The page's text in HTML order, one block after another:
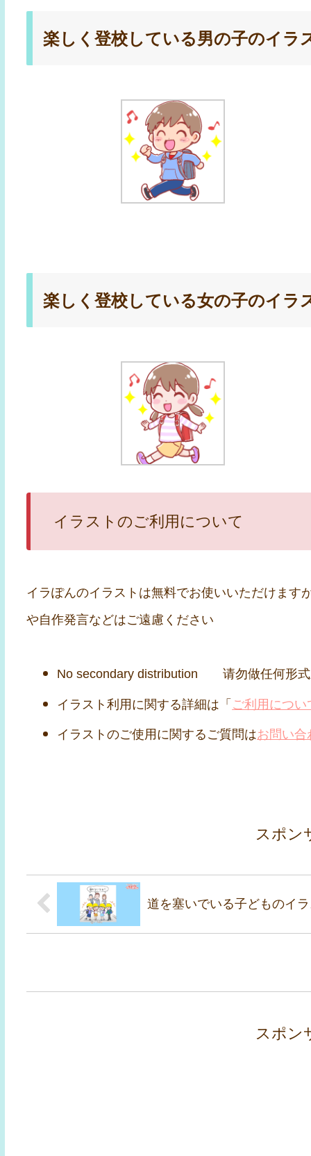
楽しく登校している男の子のイラ
楽しく登校している女の子のイラ
イラストのご利用について
イラぽんのイラストは無料でお使いいただけます
や自作発言などはご遠慮ください
No secondary distribution 请勿做任何形式
イラスト利用に関する詳細は「 ご利用につい
イラストのご使用に関するご質問はお問い合
スポン
道を塞いでいる子どものイ
スポン